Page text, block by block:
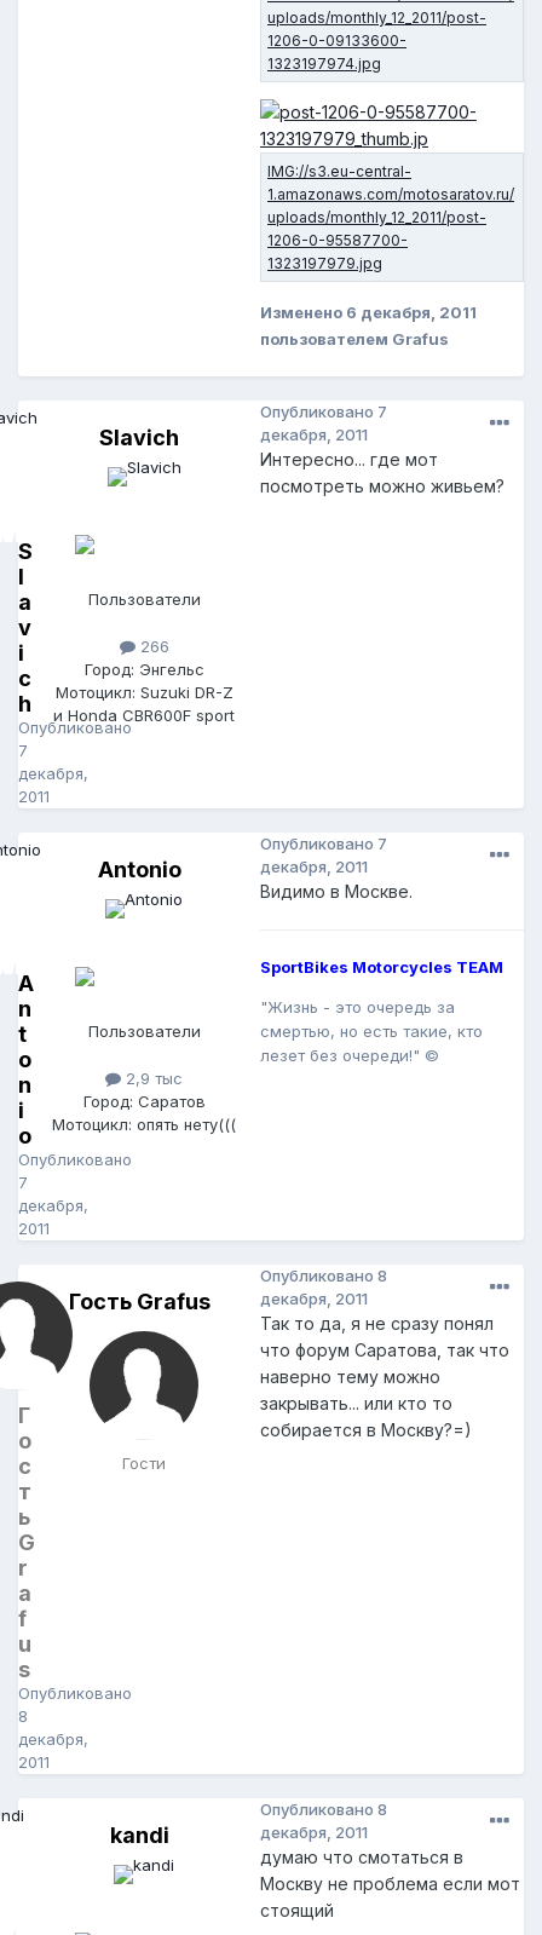
Изменено 6 декабря, 2011
пользователем Grafus
S
l
a
v
i
c
h
Опубликовано
7
декабря,
2011
Slavich
Пользователи
266
Город: Энгельс
Мотоцикл: Suzuki DR-Z
и Honda CBR600F sport
Опубликовано 7
декабря, 2011
Интересно... где мот
посмотреть можно живьем?
A
n
t
o
n
i
o
Опубликовано
7
декабря,
2011
Antonio
Пользователи
2,9 тыс
Город: Саратов
Мотоцикл: опять нету(((
Опубликовано 7
декабря, 2011
Видимо в Москве.
SportBikes Motorcycles TEAM
"Жизнь - это очередь за
смертью, но есть такие, кто
лезет без очереди!" ©
Г
о
с
т
ь
G
r
a
f
u
s
Опубликовано
8
декабря,
2011
Гость Grafus
Гости
Опубликовано 8
декабря, 2011
Так то да, я не сразу понял
что форум Саратова, так что
наверно тему можно
закрывать... или кто то
собирается в Москву?=)
kandi
Опубликовано 8
декабря, 2011
думаю что смотаться в
Москву не проблема если мот
стоящий